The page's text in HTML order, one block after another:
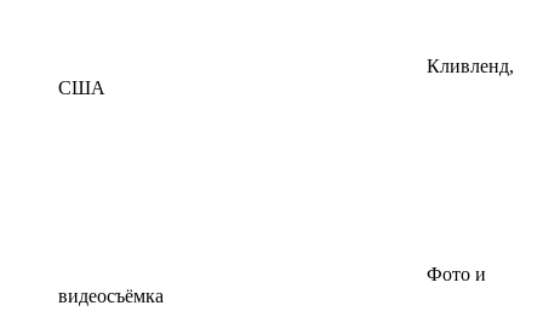
Кливленд,
США
Фото и
видеосъёмка